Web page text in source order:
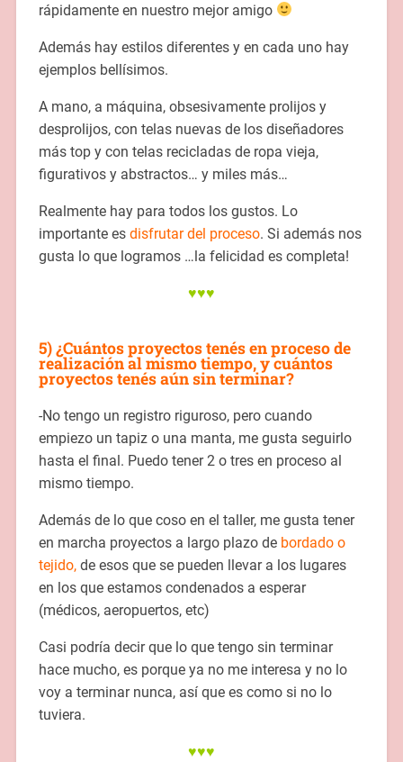
rápidamente en nuestro mejor amigo
Además hay estilos diferentes y en cada uno hay
ejemplos bellísimos.
A mano, a máquina, obsesivamente prolijos y
desprolijos, con telas nuevas de los diseñadores
más top y con telas recicladas de ropa vieja,
figurativos y abstractos… y miles más…
Realmente hay para todos los gustos. Lo
importante es disfrutar del proceso. Si además nos
gusta lo que logramos …la felicidad es completa!
♥♥♥
5) ¿Cuántos proyectos tenés en proceso de
realización al mismo tiempo, y cuántos
proyectos tenés aún sin terminar?
-No tengo un registro riguroso, pero cuando
empiezo un tapiz o una manta, me gusta seguirlo
hasta el final. Puedo tener 2 o tres en proceso al
mismo tiempo.
Además de lo que coso en el taller, me gusta tener
en marcha proyectos a largo plazo de bordado o
tejido,de esos que se pueden llevar a los lugares
en los que estamos condenados a esperar
(médicos, aeropuertos, etc)
Casi podría decir que lo que tengo sin terminar
hace mucho, es porque ya no me interesa y no lo
voy a terminar nunca, así que es como si no lo
tuviera.
♥♥♥